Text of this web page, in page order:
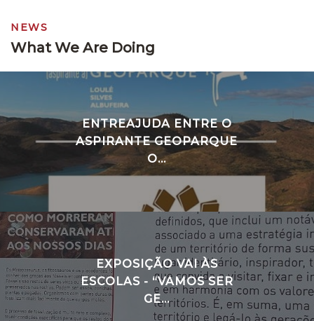
NEWS
What We Are Doing
ENTREAJUDA ENTRE O
ASPIRANTE GEOPARQUE
O...
EXPOSIÇÃO VAI ÀS
ESCOLAS - “VAMOS SER
GE...